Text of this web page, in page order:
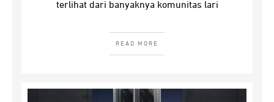
terlihat dari banyaknya komunitas lari
READ MORE